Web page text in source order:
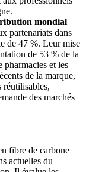
mondial
partenariats dans
de 47 %. Leur mise
de 53 % de la
pharmacies et les
de la marque,
réutilisables,
des marchés
fibre de carbone
actuelles du